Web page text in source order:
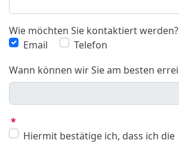
Wie möchten Sie kontaktiert werden?
Email
Telefon
Wann können wir Sie am besten
*
Hiermit bestätige ich, dass ich die